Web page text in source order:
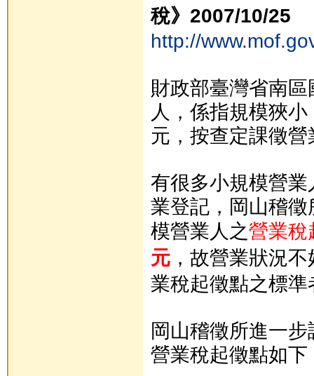
稅》2007/10/25
http://
財政部臺灣省南
人，係指規模狹
元，按查定課徵
有很多小規模營
業登記，岡山稽
模營業人之營業稅
元，故營業狀況
業稅起徵點之標
岡山稽徵所進一
營業稅起徵點如下